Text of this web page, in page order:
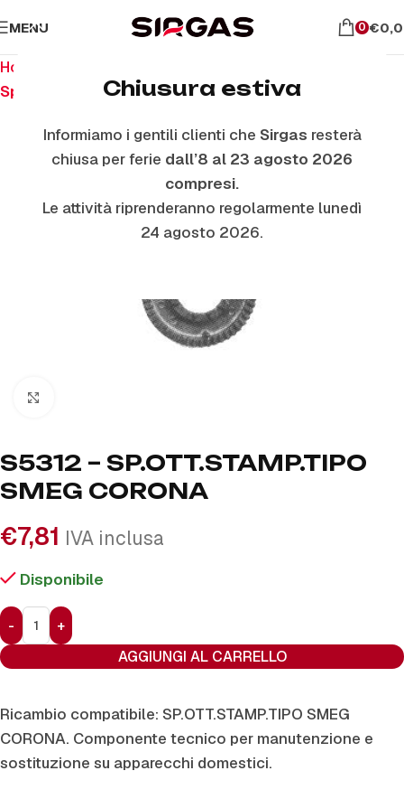
Chiusura estiva
Informiamo i gentili clienti che Sirgas resterà
chiusa per ferie dall’8 al 23 agosto 2026
compresi.
Le attività riprenderanno regolarmente lunedì
24 agosto 2026.
MENU 0 €
Home
Spartifiamma Ottone Grezzo
S5312 – SP.OTT.STAMP.TIPO
SMEG CORONA
€7,81 IVA inclusa
Disponibile
AGGIUNGI AL CARRELLO
Ricambio compatibile: SP.OTT.STAMP.TIPO SMEG
CORONA. Componente tecnico per manutenzione e
sostituzione su apparecchi domestici.